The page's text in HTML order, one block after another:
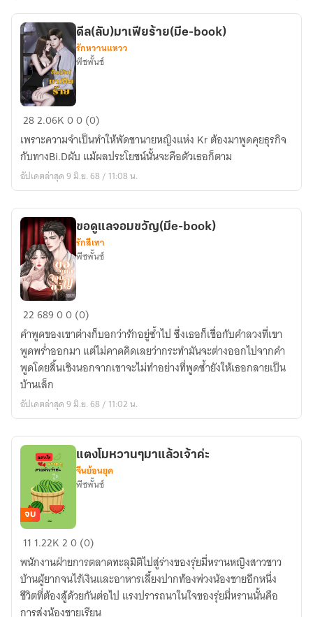
กู้
ร่าง
อ้วน
สามี
นอกใจ
ดีล(ลับ)มาเฟีย
book)
ดีล(ลับ)มาเฟียร้าย(มีe-book)
รักหวานแหวว
พีชพั้นช์
282.06K00 (0)
เพราะความจำเป็นทำให้พัดชานายหญิงแห่ง Kr ต้องมาพูดคุยธุรกิจ
กับทางBi.Dผับ แม้ผลประโยชน์นั้นจะคือตัวเธอก็ตาม
อัปเดตล่าสุด 9 มิ.ย. 68 / 11:08 น.
ขอ
ดูแล
จอม
ขวัญ(มีe-
book)
ขอดูแลจอมขวัญ(มีe-book)
รักสีเทา
พีชพั้นช์
2268900 (0)
คำพูดของเขาต่างก็บอกว่ารักอยู่ซ้ำไป ซึ่งเธอก็เชื่อกับคำลวงที่เขา
พูดพร่ำออกมา แต่ไม่คาดคิดเลยว่ากระทำมันจะต่างออกไปจากคำ
พูดโดยสิ้นเชิงนอกจากเขาจะไม่ทำอย่างที่พูดซ้ำยังให้เธอกลายเป็น
บ้านเล็ก
อัปเดตล่าสุด 9 มิ.ย. 68 / 11:02 น.
แตง
โม
หวานๆ
มา
แล้ว
จบ
แตงโมหวานๆมาแล้วเจ้าค่ะ
จีนย้อนยุค
พีชพั้นช์
11 1.22K20 (0)
พนักงานฝ่ายการตลาดทะลุมิติไปสู่ร่างของรุ่ยมี่หรานหญิงสาวชาว
บ้านผู้ยากจนไร้เงินและอาหารเลี้ยงปากท้องพ่วงน้องชายอีกหนึ่ง
ชีวิตที่ต้องสู้ด้วยกันต่อไป แรงปรารถนาในใจของรุ่ยมี่หรานนั้นคือ
การส่งน้องชายเรียน